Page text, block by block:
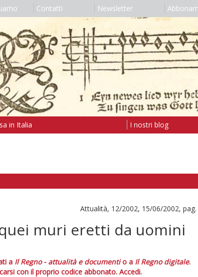
Contatti Newsletter
in Italia I nostri blog
Attualità, 12/2002, 15/06/2002, pag.
muri eretti da uomini
a Il Regno - attualità e documentio a Il Regno digitale.
con il proprio codice abbonato. Accedi.